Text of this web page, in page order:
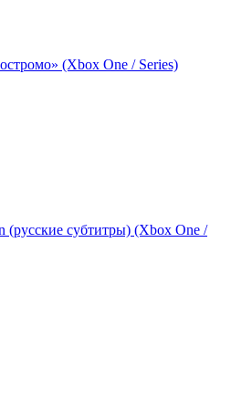
(Xbox One / Series)
(русские субтитры) (Xbox One /